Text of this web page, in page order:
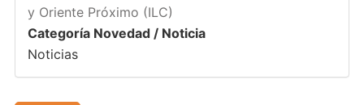
y Oriente Próximo (ILC)
Categoría Novedad / Noticia
Noticias